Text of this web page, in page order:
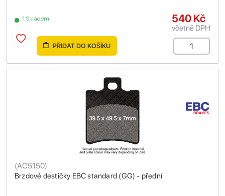
1 Skladem 540 Kč
včetně DPH
PŘIDAT DO KOŠÍKU
Brzdové destičky EBC standard (GG) - přední
(AC5150)